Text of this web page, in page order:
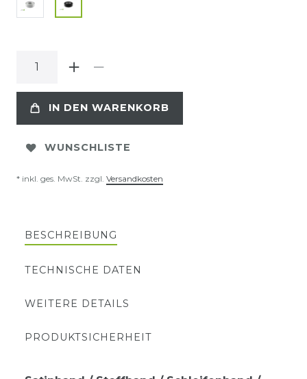
IN DEN WARENKORB
WUNSCHLISTE
* inkl. ges. MwSt. zzgl. Versandkosten
BESCHREIBUNG
TECHNISCHE DATEN
WEITERE DETAILS
PRODUKTSICHERHEIT